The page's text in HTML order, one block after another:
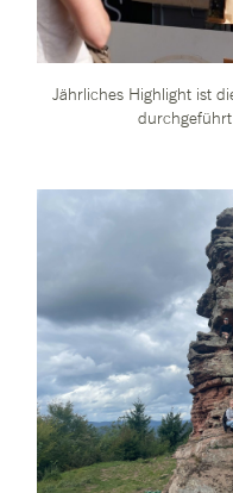
Jährliches Highlight ist